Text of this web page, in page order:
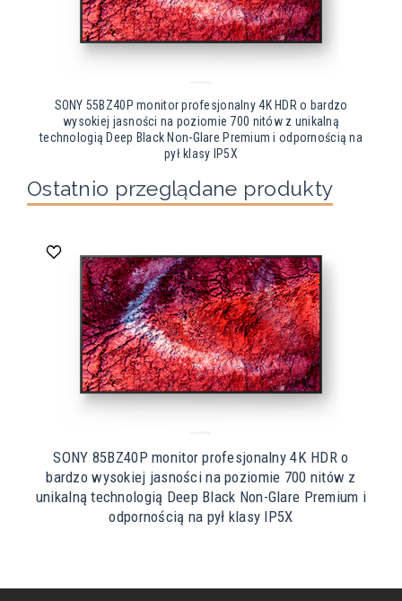
SONY 55BZ40P monitor profesjonalny 4K HDR o bardzo
wysokiej jasności na poziomie 700 nitów z unikalną
technologią Deep Black Non-Glare Premium i odpornością na
pył klasy IP5X
Ostatnio przeglądane produkty
SONY 85BZ40P monitor profesjonalny 4K HDR o
bardzo wysokiej jasności na poziomie 700 nitów z
unikalną technologią Deep Black Non-Glare Premium i
odpornością na pył klasy IP5X